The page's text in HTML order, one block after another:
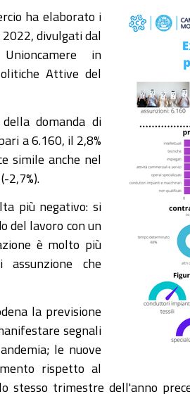
ha elaborato i
divulgati dal
in
Attive del
domanda di
a 6.160, il 2,8%
simile anche nel
2,7%).
più negativo: si
del lavoro con un
è molto più
che
la previsione
segnali
le nuove
rispetto al
stesso trimestre dell'anno